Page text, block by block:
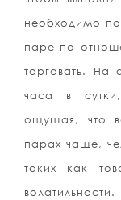
необходимо
паре по
торговать. На
часа в
ощущая, что
парах чаще,
таких как